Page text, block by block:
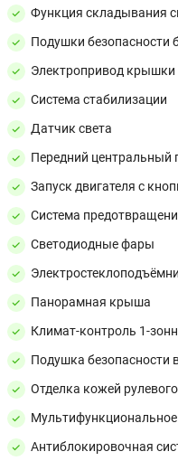
Функция складывания
Подушки безопасности
Электропривод крышки
Система стабилизации
Датчик света
Передний центральный
Запуск двигателя с
Система
Светодиодные фары
Панорамная крыша
Климат-контроль 1-
Подушка безопасности
Отделка кожей
Мультифункциональное
Антиблокировочная